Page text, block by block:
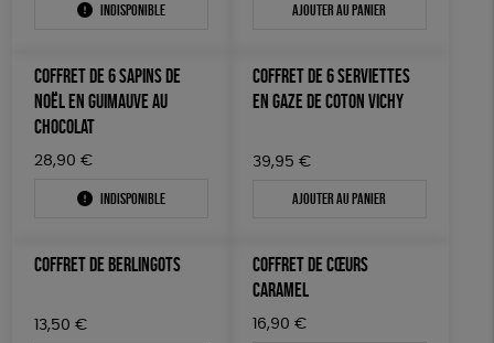
Indisponible Ajouter au panier
COFFRET DE 6 SAPINS DE
NOËL EN GUIMAUVE AU
CHOCOLAT
28,90 €
Indisponible
COFFRET DE 6 SERVIETTES
EN GAZE DE COTON VICHY
39,95 €
Ajouter au panier
COFFRET DE BERLINGOTS
13,50 €
COFFRET DE CŒURS
CARAMEL
16,90 €